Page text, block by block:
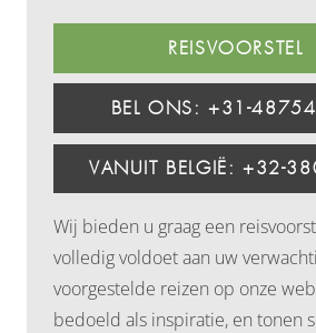
REISVOORSTEL
BEL ONS: +31-
VANUIT BELGIË: +32-
Wij bieden u graag een
volledig voldoet aan uw
voorgestelde reizen op onze
bedoeld als inspiratie, en tonen